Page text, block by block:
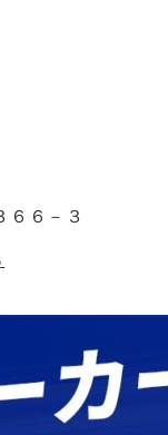
６－３